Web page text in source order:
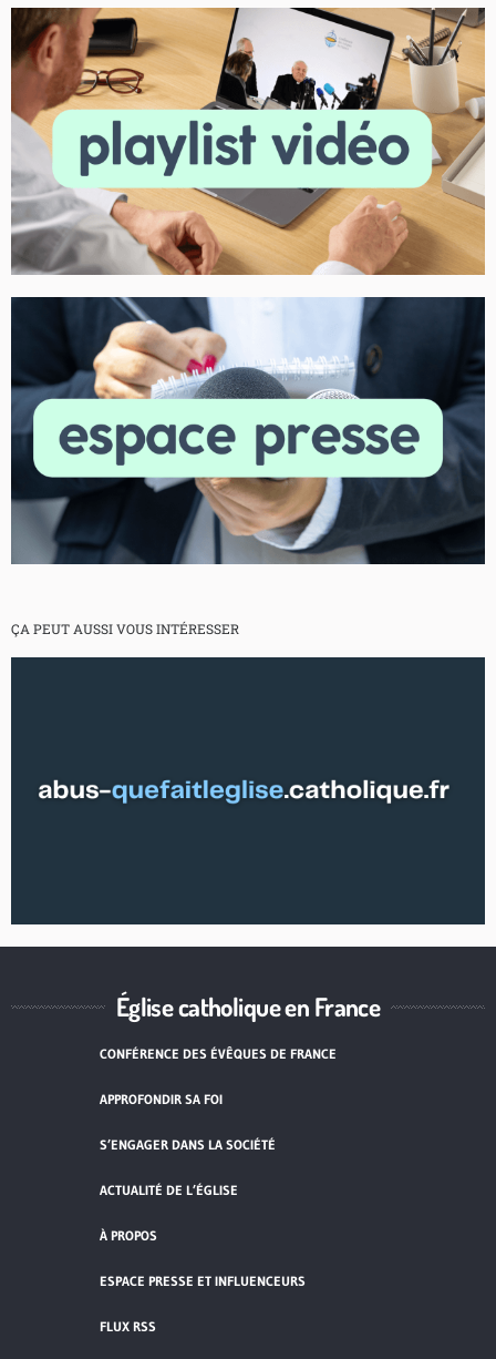
ÇA PEUT AUSSI VOUS INTÉRESSER
Église catholique en France
CONFÉRENCE DES ÉVÊQUES DE FRANCE
APPROFONDIR SA FOI
S’ENGAGER DANS LA SOCIÉTÉ
ACTUALITÉ DE L’ÉGLISE
À PROPOS
ESPACE PRESSE ET INFLUENCEURS
FLUX RSS